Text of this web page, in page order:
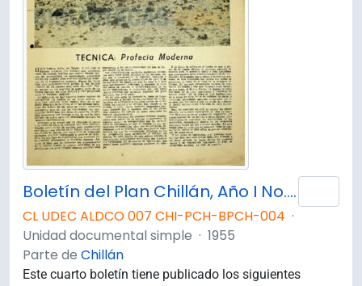
Boletín del Plan Chillán, Año I No.4 Julio - Agosto 1955.
CL UDEC ALDCO 007 CHI-PCH-BPCH-004 ·
Unidad documental simple · 1955
Parte de Chillán
Este cuarto boletín tiene publicado los siguientes